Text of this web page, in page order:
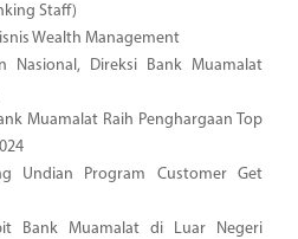
Staff)
Wealth Management
Nasional, Direksi Bank Muamalat
Muamalat Raih Penghargaan Top
Undian Program Customer Get
Bank Muamalat di Luar Negeri